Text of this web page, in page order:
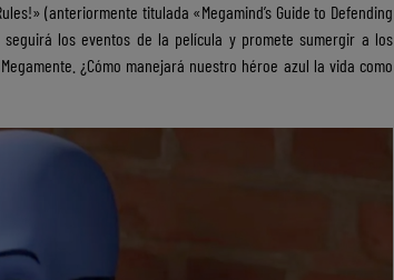
(anteriormente titulada «Megamind’s Guide to Defending
los eventos de la película y promete sumergir a los
¿Cómo manejará nuestro héroe azul la vida como